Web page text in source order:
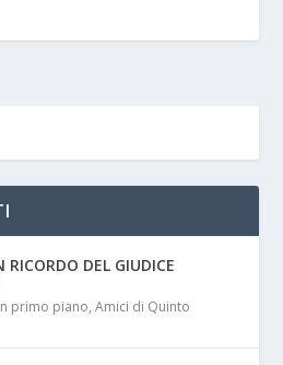
RICORDO DEL GIUDICE
primo piano,Amici di Quinto